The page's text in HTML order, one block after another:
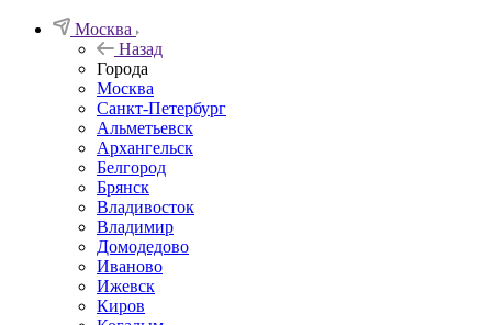
Москва
Назад
Города
Москва
Санкт-Петербург
Альметьевск
Архангельск
Белгород
Брянск
Владивосток
Владимир
Домодедово
Иваново
Ижевск
Киров